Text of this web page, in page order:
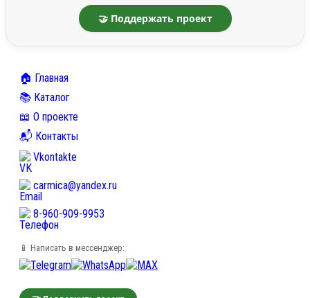
🤝 Поддержать проект
🏠 Главная
📚 Каталог
📖 О проекте
📬 Контакты
Vkontakte
carmica@yandex.ru
8-960-909-9953
📱 Написать в мессенджер: